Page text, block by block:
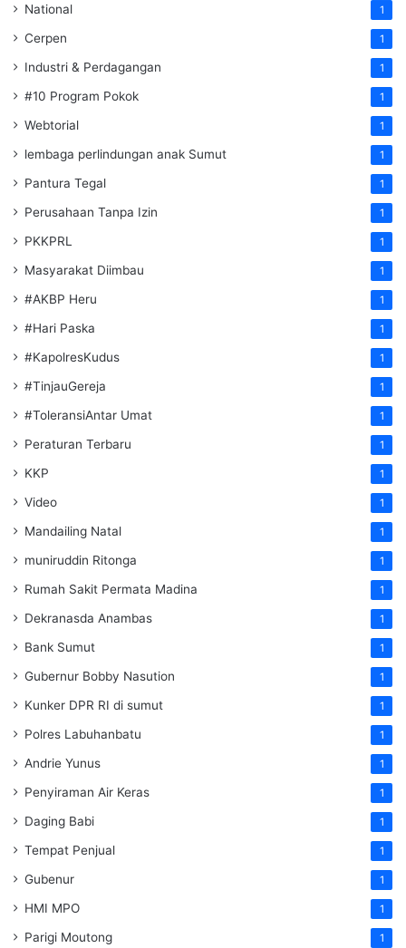
National 1
Cerpen 1
Industri & Perdagangan 1
#10 Program Pokok 1
Webtorial 1
lembaga perlindungan anak Sumut 1
Pantura Tegal 1
Perusahaan Tanpa Izin 1
PKKPRL 1
Masyarakat Diimbau 1
#AKBP Heru 1
#Hari Paska 1
#KapolresKudus 1
#TinjauGereja 1
#ToleransiAntar Umat 1
Peraturan Terbaru 1
KKP 1
Video 1
Mandailing Natal 1
muniruddin Ritonga 1
Rumah Sakit Permata Madina 1
Dekranasda Anambas 1
Bank Sumut 1
Gubernur Bobby Nasution 1
Kunker DPR RI di sumut 1
Polres Labuhanbatu 1
Andrie Yunus 1
Penyiraman Air Keras 1
Daging Babi 1
Tempat Penjual 1
Gubenur 1
HMI MPO 1
Parigi Moutong 1